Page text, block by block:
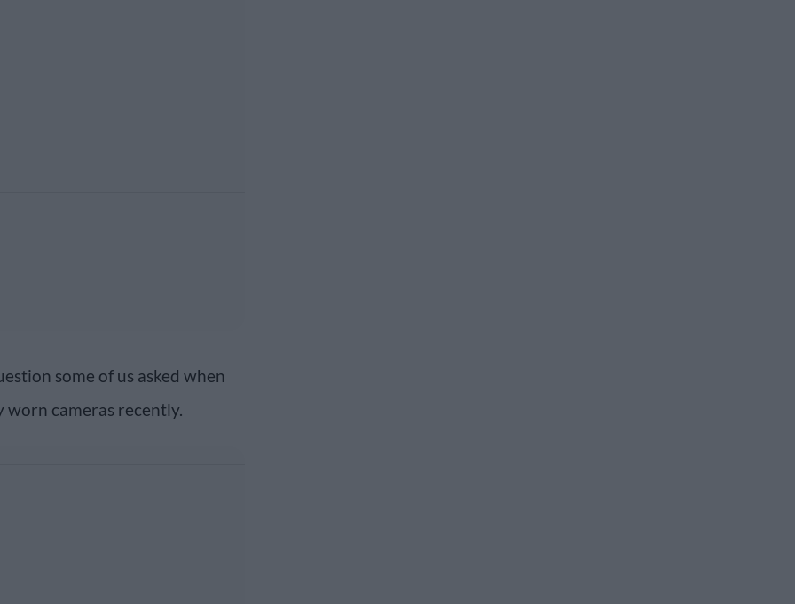
some of us asked when
worn cameras recently.